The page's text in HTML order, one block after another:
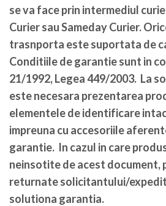
se va face prin intermediul
Curier sau Sameday Curier.
trasnporta este suportata de
Conditiile de garantie sunt in
21/1992, Legea 449/2003. La
este necesara prezentarea
elementele de identificare
impreuna cu accesoriile
garantie. In cazul in care
neinsotite de acest document,
returnate solicitantului/
solutiona garantia.